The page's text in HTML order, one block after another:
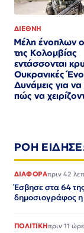
ΔΙΕΘΝΗ
Μέλη ένοπλων
της Κολομβίας
εντάσσονται
Ουκρανικές
Δυνάμεις για
πώς να
ΡΟΗ
ΔΙΑΦΟΡΑπριν 42
Έσβησε στα 64
δημοσιογράφος η
ΠΟΛΙΤΙΚΗπριν 11